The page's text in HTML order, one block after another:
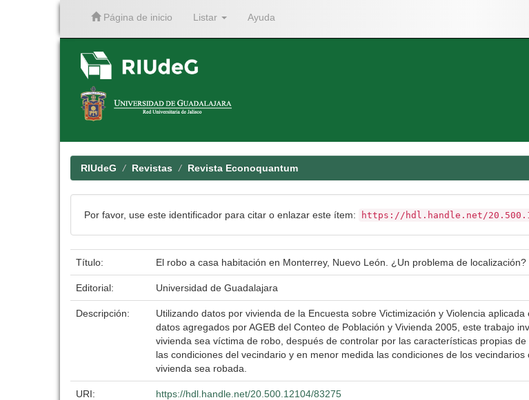
Página de inicio Listar Ayuda
RIUdeG Revistas Revista Econoquantum
Por favor, use este identificador para citar o enlazar este ítem: https://hdl.handle.net/
Título: El robo a casa habitación en Monterrey, Nuevo León. ¿Un problema de localización?
Editorial: Universidad de Guadalajara
Descripción:
Utilizando datos por vivienda de la Encuesta sobre Victimización y Violencia
datos agregados por AGEB del Conteo de Población y Vivienda 2005, este trabajo
vivienda sea víctima de robo, después de controlar por las características propias
las condiciones del vecindario y en menor medida las condiciones de los
vivienda sea robada.
URI: https://hdl.handle.net/20.500.12104/83275